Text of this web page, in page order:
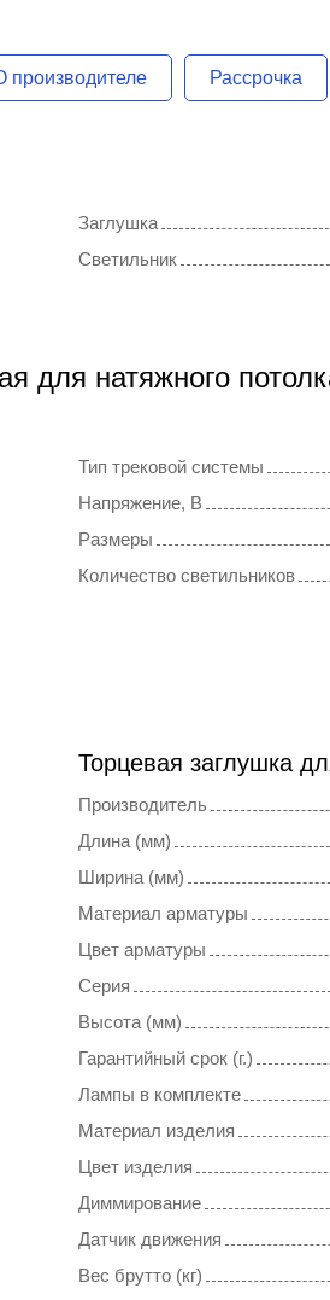
производителе Рассрочка
Заглушка
Светильник
для натяжного
Тип трековой системы
Напряжение, В
Размеры
Количество светильников
Торцевая заглушка
Производитель
Длина (мм)
Ширина (мм)
Материал арматуры
Цвет арматуры
Серия
Высота (мм)
Гарантийный срок (г.)
Лампы в комплекте
Материал изделия
Цвет изделия
Диммирование
Датчик движения
Вес брутто (кг)